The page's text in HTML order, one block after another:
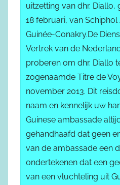
uitzetting van dhr.
18 februari, van
Guinée-Conakry.De
Vertrek van de
proberen om dhr. Diallo
zogenaamde Titre de
november 2013. Dit
naam en kennelijk uw
Guinese ambassade
gehandhaafd dat geen
van de ambassade een
ondertekenen dat een
van een vluchteling uit